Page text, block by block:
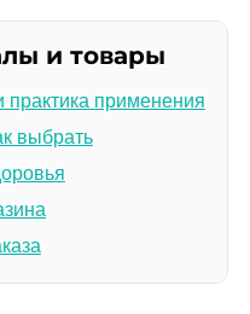
и товары
применения
выбрать